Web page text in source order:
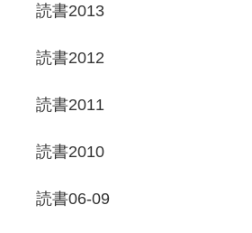
読書2013
読書2012
読書2011
読書2010
読書06-09